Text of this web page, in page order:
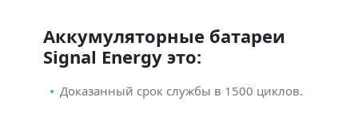
Аккумуляторные батареи
Signal Energy это:
Доказанный срок службы в 1500 циклов.